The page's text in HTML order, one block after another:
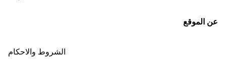
عن الموقع
الشروط والاحكام